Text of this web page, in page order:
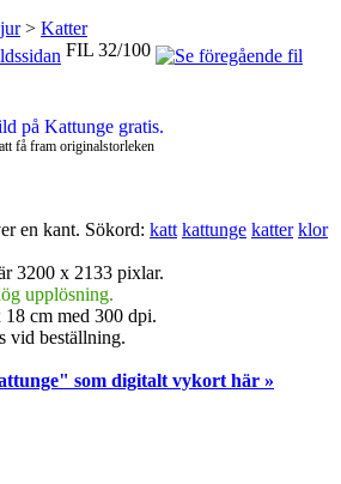
> Katter
FIL 32/100
på Kattunge gratis.
få fram originalstorleken
en kant. Sökord: katt kattunge katter klor
3200 x 2133 pixlar.
upplösning.
cm med 300 dpi.
vid beställning.
som digitalt vykort här »